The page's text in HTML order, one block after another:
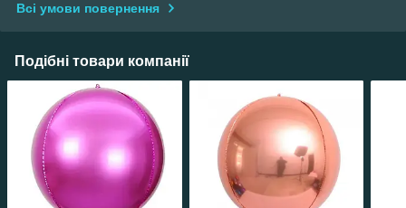
Всі умови повернення
Подібні товари компанії